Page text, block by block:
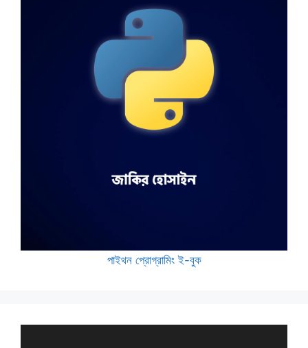
পাইথন প্রোগ্রামিং ই-বুক